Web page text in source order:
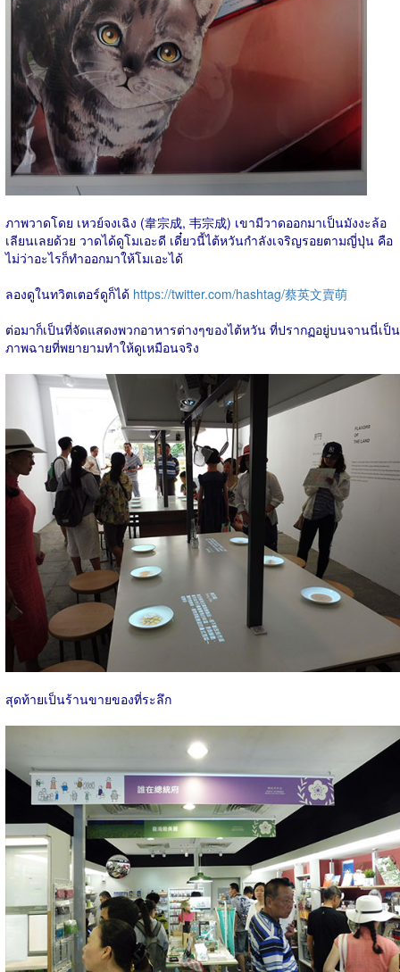
ภาพวาดโดย เหวย์จงเฉิง (韋宗成, 韦宗成) เขามีวาดออกมาเป็นมังงะล้อ
เลียนเลยด้วย วาดได้ดูโมเอะดี เดี๋ยวนี้ไต้หวันกำลังเจริญรอยตามญี่ปุ่น คือ
ไม่ว่าอะไรก็ทำออกมาให้โมเอะได้
ลองดูในทวิตเตอร์ดูก็ได้ https://twitter.com/hashtag/蔡英文賣萌
ต่อมาก็เป็นที่จัดแสดงพวกอาหารต่างๆของไต้หวัน ที่ปรากฏอยู่บนจานนี่เป็น
ภาพฉายที่พยายามทำให้ดูเหมือนจริง
สุดท้ายเป็นร้านขายของที่ระลึก